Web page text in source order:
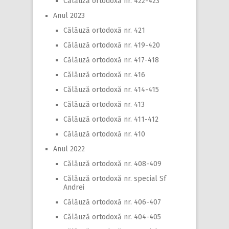
Anul 2023
Călăuză ortodoxă nr. 421
Călăuză ortodoxă nr. 419-420
Călăuză ortodoxă nr. 417-418
Călăuză ortodoxă nr. 416
Călăuză ortodoxă nr. 414-415
Călăuză ortodoxă nr. 413
Călăuză ortodoxă nr. 411-412
Călăuză ortodoxă nr. 410
Anul 2022
Călăuză ortodoxă nr. 408-409
Călăuză ortodoxă nr. special Sf
Andrei
Călăuză ortodoxă nr. 406-407
Călăuză ortodoxă nr. 404-405